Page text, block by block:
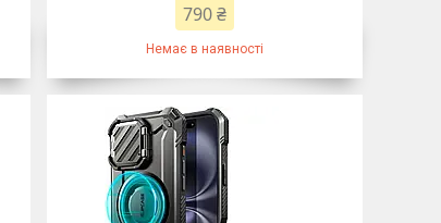
790 ₴
Немає в наявності